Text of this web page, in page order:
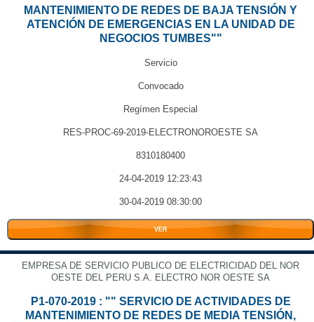
MANTENIMIENTO DE REDES DE BAJA TENSIÓN Y
ATENCIÓN DE EMERGENCIAS EN LA UNIDAD DE
NEGOCIOS TUMBES""
Servicio
Convocado
Regímen Especial
RES-PROC-69-2019-ELECTRONOROESTE SA
8310180400
24-04-2019 12:23:43
30-04-2019 08:30:00
VER
EMPRESA DE SERVICIO PUBLICO DE ELECTRICIDAD DEL NOR
OESTE DEL PERU S.A. ELECTRO NOR OESTE SA
P1-070-2019 : "" SERVICIO DE ACTIVIDADES DE
MANTENIMIENTO DE REDES DE MEDIA TENSIÓN,